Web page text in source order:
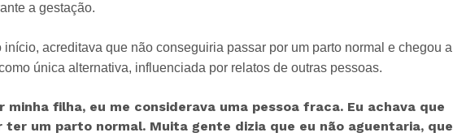
a gestação.
início, acreditava que não conseguiria passar por um parto normal e chegou a
única alternativa, influenciada por relatos de outras pessoas.
minha filha, eu me considerava uma pessoa fraca. Eu achava que
ter um parto normal. Muita gente dizia que eu não aguentaria, que